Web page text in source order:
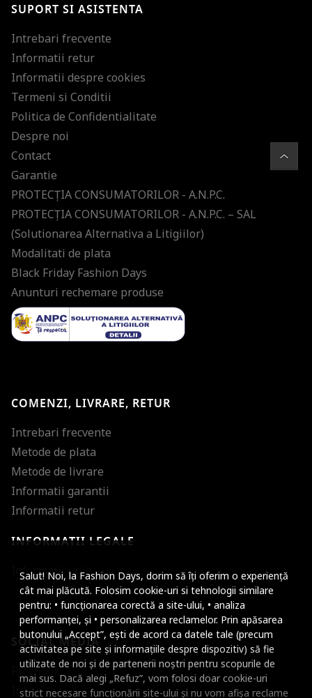
Salut! Noi, la Fashion Days, dorim să îți oferim o experiență
cât mai plăcută. Folosim cookie-uri si tehnologii similare
pentru: • funcționarea corectă a site-ului, • analiza
performanței, și • personalizarea reclamelor. Prin apăsarea
butonului „Accept”, ești de acord ca datele tale (precum
activitatea pe site și informațiile despre dispozitiv) să fie
utilizate de noi și de partenerii noștri pentru scopurile de
mai sus. Dacă alegi „Refuz”, vom folosi doar cookie-uri
strict necesare funcționării site-ului și nu vom afișa reclame
ultimele tendinte in moda!
SUPORT SI ASISTENTA
Intrebari frecvente
Informatii retur
Informatii despre cookies
Termeni si Conditii
Politica de Confidentialitate
Despre noi
Contact
Garantie
PROTECŢIA CONSUMATORILOR - A.N.P.C.
PROTECŢIA CONSUMATORILOR - A.N.P.C. – SAL
(Solutionarea Alternativa a Litigiilor)
Modalitati de plata
Black Friday Fashion Days
Anunturi rechemare produse
COMENZI, LIVRARE, RETUR
Intrebari frecvente
Metode de plata
Metode de livrare
Informatii garantii
Informatii retur
INFORMATII LEGALE
Informatii utile
SOCIAL MEDIA
Facebook
Instagram
Micsoreaza
Mareste spatierea
Micsoreaza
Mareste inaltimea